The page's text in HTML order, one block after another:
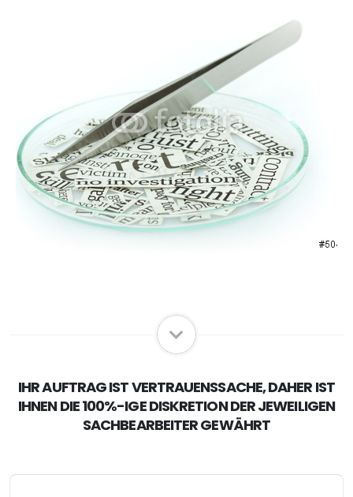
IHR AUFTRAG IST VERTRAUENSSACHE, DAHER IST
IHNEN DIE 100%-IGE DISKRETION DER JEWEILIGEN
SACHBEARBEITER GEWÄHRT